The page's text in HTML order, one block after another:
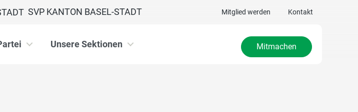
Mitglied werden Kontakt
SVP KANTON BASEL-STADT
Unsere Sektionen Mitmachen